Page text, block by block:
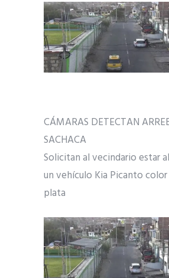
CÁMARAS DETECTAN
SACHACA
Solicitan al vecindario estar
un vehículo Kia Picanto
plata